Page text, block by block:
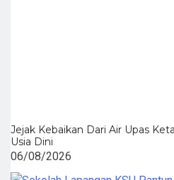
Jejak Kebaikan Dari Air Upas
Usia Dini
06/08/2026